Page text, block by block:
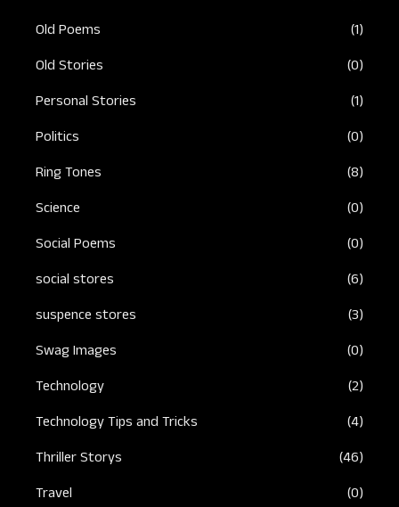
Old Poems
(1)
Old Stories
(0)
Personal Stories
(1)
Politics
(0)
Ring Tones
(8)
Science
(0)
Social Poems
(0)
social stores
(6)
suspence stores
(3)
Swag Images
(0)
Technology
(2)
Technology Tips and Tricks
(4)
Thriller Storys
(46)
Travel
(0)